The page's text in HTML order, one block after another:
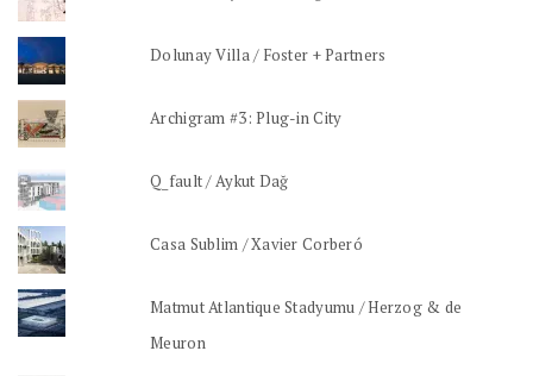
Dolunay Villa / Foster + Partners
Archigram #3: Plug-in City
Q_fault / Aykut Dağ
Casa Sublim / Xavier Corberó
Matmut Atlantique Stadyumu / Herzog & de
Meuron